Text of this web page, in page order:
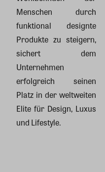
Menschen durch
funktional designte
Produkte zu steigern,
sichert dem
Unternehmen
erfolgreich seinen
Platz in der weltweiten
Elite für Design, Luxus
und Lifestyle.